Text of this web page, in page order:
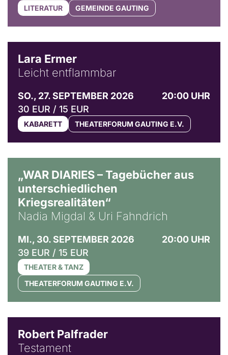
LITERATUR GEMEINDE GAUTING
Lara Ermer
Leicht entflammbar
SO., 27. SEPTEMBER 2026
20:00 UHR
30 EUR / 15 EUR
KABARETT THEATERFORUM GAUTING E.V.
„WAR DIARIES – Tagebücher aus
unterschiedlichen
Kriegsrealitäten“
Nadia Migdal & Uri Fahndrich
MI., 30. SEPTEMBER 2026
20:00 UHR
39 EUR / 15 EUR
THEATER & TANZ
THEATERFORUM GAUTING E.V.
Robert Palfrader
Testament